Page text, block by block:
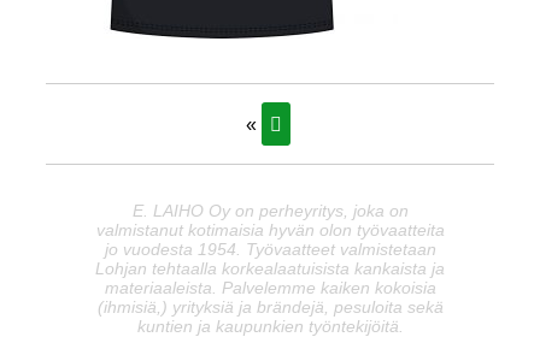
«
E. LAIHO Oy on perheyritys, joka on
valmistanut kotimaisia hyvän olon työvaatteita
jo vuodesta 1954. Työvaatteet valmistetaan
Lohjan tehtaalla korkealaatuisista kankaista ja
materiaaleista. Palvelemme kaiken kokoisia
(ihmisiä,) yrityksiä ja brändejä, pesuloita sekä
kuntien ja kaupunkien työntekijöitä.